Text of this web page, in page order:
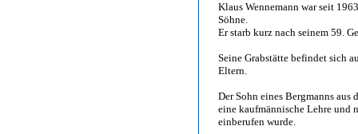
Klaus Wennemann war seit
Söhne.
Er starb kurz nach seinem 59.
Seine Grabstätte befindet sich
Eltern.
Der Sohn eines Bergmanns aus
eine kaufmännische Lehre und
einberufen wurde.